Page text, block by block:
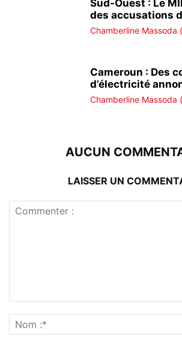
Sud-Ouest : Le
des accusations
Chamberline Massoda
Cameroun : Des
d’électricité
Chamberline Massoda
AUCUN
LAISSER UN